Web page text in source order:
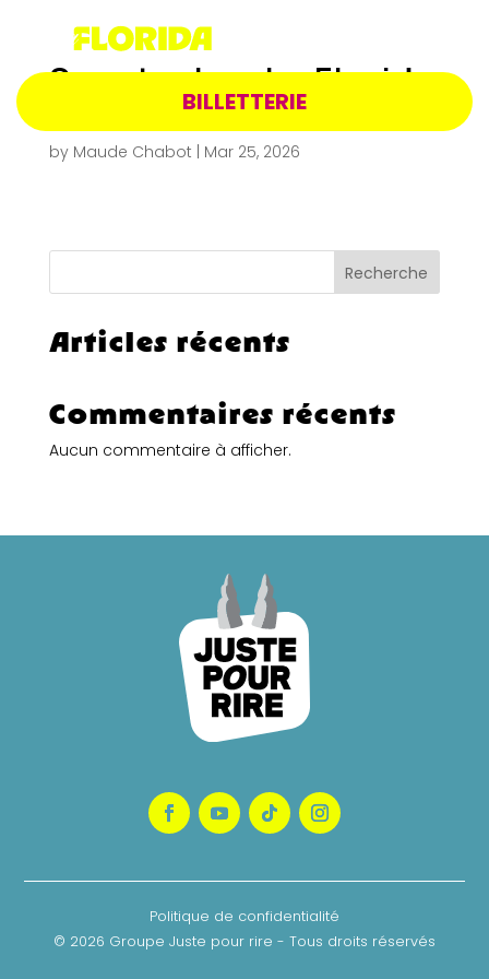
BILLETTERIE
Spectacle – La Florida
– 10 avril 2027 20h
by Maude Chabot Mar 25, 2026
Recherche
Articles récents
Commentaires récents
Aucun commentaire à afficher.
Politique de confidentialité
© 2026 Groupe Juste pour rire - Tous droits réservés